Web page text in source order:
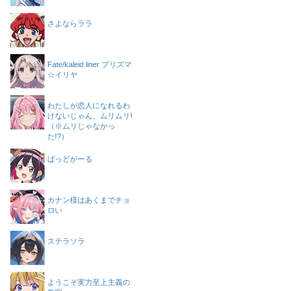
さよならララ
Fate/kaleid liner プリズマ
☆イリヤ
わたしが恋人になれるわ
けないじゃん、ムリムリ!
（※ムリじゃなかっ
た!?）
ばっどがーる
カナン様はあくまでチョ
ロい
ステラソラ
ようこそ実力至上主義の